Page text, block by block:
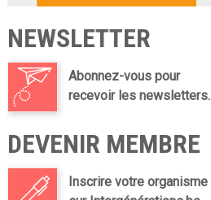
NEWSLETTER
Abonnez-vous pour
recevoir les newsletters.
DEVENIR MEMBRE
Inscrire votre organisme